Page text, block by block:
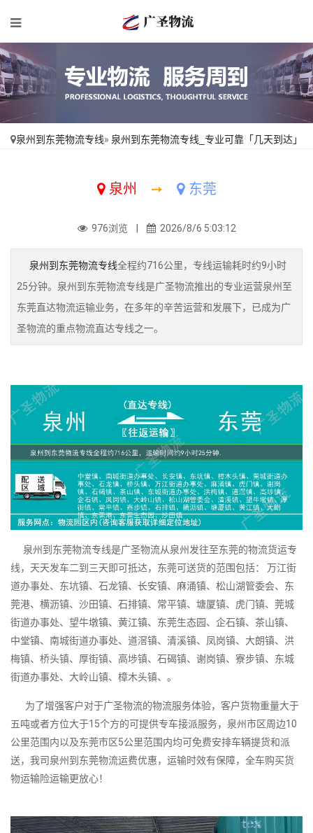
泉州到东莞物流专线» 泉州到东莞物流专线_专业可靠「几天到达」
泉州 ➙ 东莞
976浏览 | 2026/8/6 5:03:12
泉州到东莞物流专线全程约716公里，专线运输耗时约9小时
25分钟。泉州到东莞物流专线是广圣物流推出的专业运营泉州至
东莞直达物流运输业务，在多年的辛苦运营和发展下，已成为广
圣物流的重点物流直达专线之一。
泉州到东莞物流专线是广圣物流从泉州发往至东莞的物流货运专
线，天天发车二到三天即可抵达，东莞可送货的范围包括： 万江街
道办事处、东坑镇、石龙镇、长安镇、麻涌镇、松山湖管委会、东
莞港、横沥镇、沙田镇、石排镇、常平镇、塘厦镇、虎门镇、莞城
街道办事处、望牛墩镇、黄江镇、东莞生态园、企石镇、茶山镇、
中堂镇、南城街道办事处、道滘镇、清溪镇、凤岗镇、大朗镇、洪
梅镇、桥头镇、厚街镇、高埗镇、石碣镇、谢岗镇、寮步镇、东城
街道办事处、大岭山镇、樟木头镇、。
为了增强客户对于广圣物流的物流服务体验，客户货物重量大于
五吨或者方位大于15个方的可提供专车接派服务，泉州市区周边10
公里范围内以及东莞市区5公里范围内均可免费安排车辆提货和派
送，我司泉州到东莞物流运费优惠，运输时效有保障，全车购买货
物运输险运输更放心！